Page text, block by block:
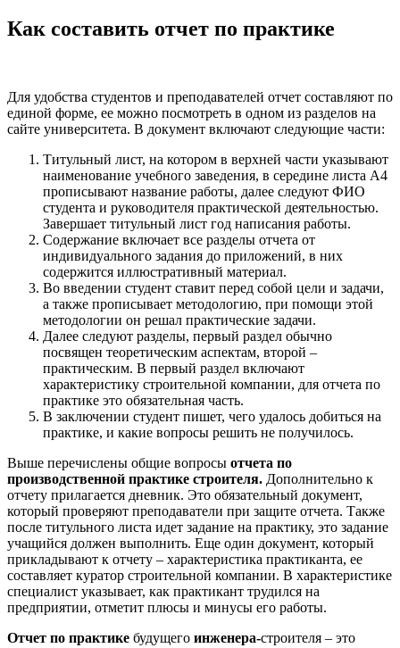
Как составить отчет по практике
Для удобства студентов и преподавателей отчет составляют по
единой форме, ее можно посмотреть в одном из разделов на
сайте университета. В документ включают следующие части:
Титульный лист, на котором в верхней части указывают
наименование учебного заведения, в середине листа А4
прописывают название работы, далее следуют ФИО
студента и руководителя практической деятельностью.
Завершает титульный лист год написания работы.
Содержание включает все разделы отчета от
индивидуального задания до приложений, в них
содержится иллюстративный материал.
Во введении студент ставит перед собой цели и задачи,
а также прописывает методологию, при помощи этой
методологии он решал практические задачи.
Далее следуют разделы, первый раздел обычно
посвящен теоретическим аспектам, второй –
практическим. В первый раздел включают
характеристику строительной компании, для отчета по
практике это обязательная часть.
В заключении студент пишет, чего удалось добиться на
практике, и какие вопросы решить не получилось.
Выше перечислены общие вопросы отчета по
производственной практике строителя. Дополнительно к
отчету прилагается дневник. Это обязательный документ,
который проверяют преподаватели при защите отчета. Также
после титульного листа идет задание на практику, это задание
учащийся должен выполнить. Еще один документ, который
прикладывают к отчету – характеристика практиканта, ее
составляет куратор строительной компании. В характеристике
специалист указывает, как практикант трудился на
предприятии, отметит плюсы и минусы его работы.
Отчет по практике будущего инженера-строителя – это